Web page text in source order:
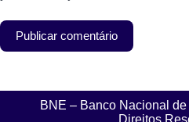
Publicar comentário
BNE – Banco Nacional